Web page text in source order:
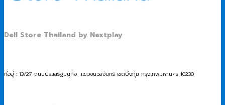
Dell Store Thailand by Nextplay
ที่อยู่ : 13/27 ถนนประเสริฐมนูกิจ แขวงนวลจันทร์ เขตบึงกุ่ม กรุงเทพมหานคร 10230